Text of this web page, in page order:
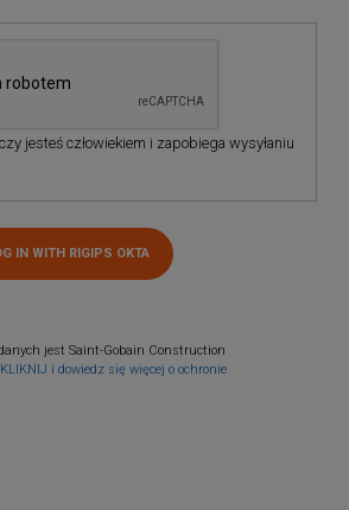
jesteś człowiekiem i zapobiega wysyłaniu
jest Saint-Gobain Construction
KLIKNIJ i dowiedz się więcej o ochronie